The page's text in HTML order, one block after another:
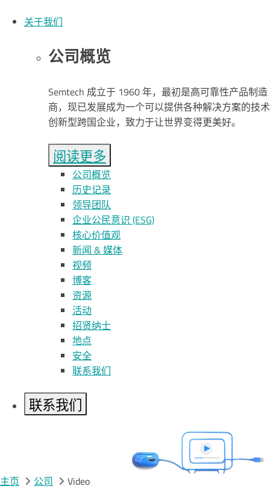
关于我们
公司概览
Semtech 成立于 1960 年，最初是高可靠性产品制造
商，现已发展成为一个可以提供各种解决方案的技术
创新型跨国企业，致力于让世界变得更美好。
阅读更多
公司概览
历史记录
领导团队
企业公民意识 (ESG)
核心价值观
新闻 & 媒体
视频
博客
资源
活动
招贤纳士
地点
安全
联系我们
联系我们
主页 公司 Video